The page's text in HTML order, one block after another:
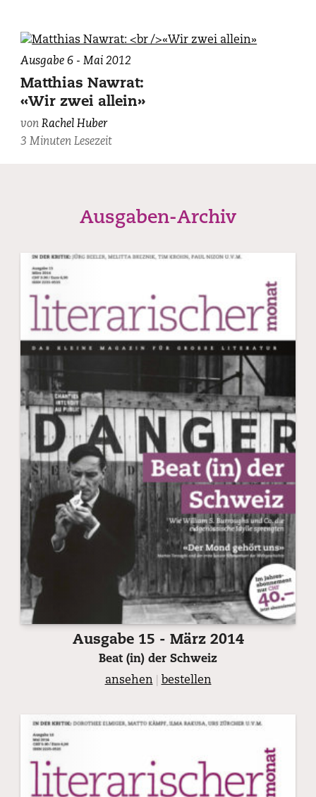
Ausgabe 6 - Mai 2012
Matthias Nawrat:
«Wir zwei allein»
vonRachel Huber
3 Minuten Lesezeit
Ausgaben-Archiv
Ausgabe 15 - März 2014
Beat (in) der Schweiz
ansehen
bestellen